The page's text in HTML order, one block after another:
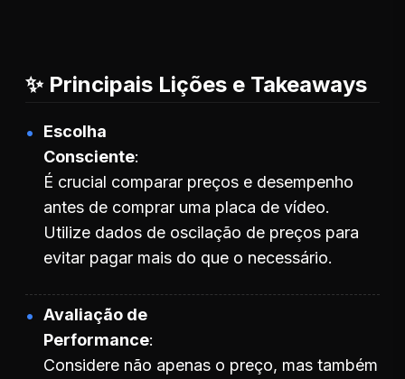
✨ Principais Lições e Takeaways
Escolha
Consciente
É crucial comparar preços e desempenho
antes de comprar uma placa de vídeo.
Utilize dados de oscilação de preços para
evitar pagar mais do que o necessário.
Avaliação de
Performance
Considere não apenas o preço, mas também